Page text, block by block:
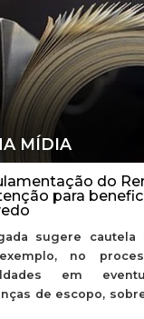
MÍDIA
do
para
sugere cautela
no
em
de escopo,